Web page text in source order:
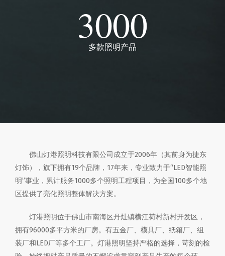
3000
多款照明产品
佛山灯港照明科技有限公司成立于2006年（其前身为捷东
灯饰），旗下拥有19个品牌，17年来，专业致力于“LED智能照
明”事业，累计服务1000多个照明工程项目，为全国100多个地
区提供了亮化照明整体解决方案。
灯港照明位于佛山市南海区丹灶镇横江荷村新村开发区，
拥有96000多平方米的厂房。有五金厂、模具厂、纸箱厂、组
装厂和LED厂等多个工厂。灯港照明坚持严格的选择，苛刻的检